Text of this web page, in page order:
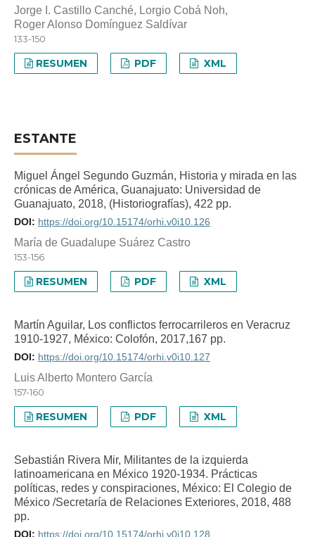
Jorge I. Castillo Canché, Lorgio Cobá Noh,
Roger Alonso Domínguez Saldívar
133-150
RESUMEN PDF XML
ESTANTE
Miguel Ángel Segundo Guzmán, Historia y mirada en las
crónicas de América, Guanajuato: Universidad de
Guanajuato, 2018, (Historiografías), 422 pp.
DOI: https://doi.org/10.15174/orhi.v0i10.126
María de Guadalupe Suárez Castro
153-156
RESUMEN PDF XML
Martín Aguilar, Los conflictos ferrocarrileros en Veracruz
1910-1927, México: Colofón, 2017,167 pp.
DOI: https://doi.org/10.15174/orhi.v0i10.127
Luis Alberto Montero García
157-160
RESUMEN PDF XML
Sebastián Rivera Mir, Militantes de la izquierda
latinoamericana en México 1920-1934. Prácticas
políticas, redes y conspiraciones, México: El Colegio de
México /Secretaría de Relaciones Exteriores, 2018, 488
pp.
DOI: https://doi.org/10.15174/orhi.v0i10.128